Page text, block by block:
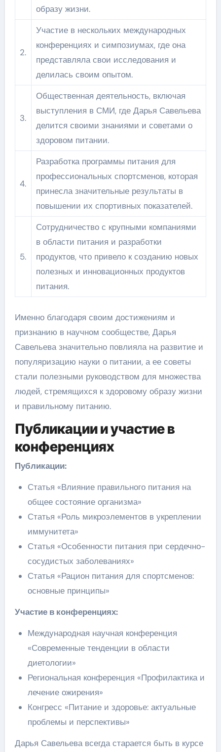
образу жизни.
2.
Участие в нескольких международных
конференциях и симпозиумах, где она
представляла свои исследования и
делилась своим опытом.
3.
Общественная деятельность, включая
выступления в СМИ, где Дарья Савельева
делится своими знаниями и советами о
здоровом питании.
4.
Разработка программы питания для
профессиональных спортсменов, которая
принесла значительные результаты в
повышении их спортивных показателей.
5.
Сотрудничество с крупными компаниями
в области питания и разработки
продуктов, что привело к созданию новых
полезных и инновационных продуктов
питания.
Именно благодаря своим достижениям и
признанию в научном сообществе, Дарья
Савельева значительно повлияла на развитие и
популяризацию науки о питании, а ее советы
стали полезными руководством для множества
людей, стремящихся к здоровому образу жизни
и правильному питанию.
Публикации и участие в
конференциях
Публикации:
Статья «Влияние правильного питания на
общее состояние организма»
Статья «Роль микроэлементов в укреплении
иммунитета»
Статья «Особенности питания при сердечно-
сосудистых заболеваниях»
Статья «Рацион питания для спортсменов:
основные принципы»
Участие в конференциях:
Международная научная конференция
«Современные тенденции в области
диетологии»
Региональная конференция «Профилактика и
лечение ожирения»
Конгресс «Питание и здоровье: актуальные
проблемы и перспективы»
Дарья Савельева всегда старается быть в курсе